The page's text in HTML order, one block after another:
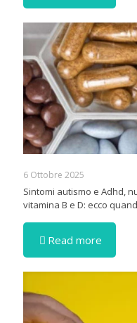
6 Ottobre 2025
Sintomi autismo e Adhd,
vitamina B e D: ecco
Read more